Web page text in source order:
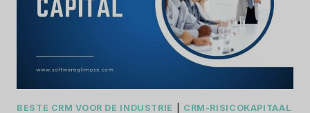
BESTE CRM VOOR DE INDUSTRIE CRM-RISICOKAPITAAL